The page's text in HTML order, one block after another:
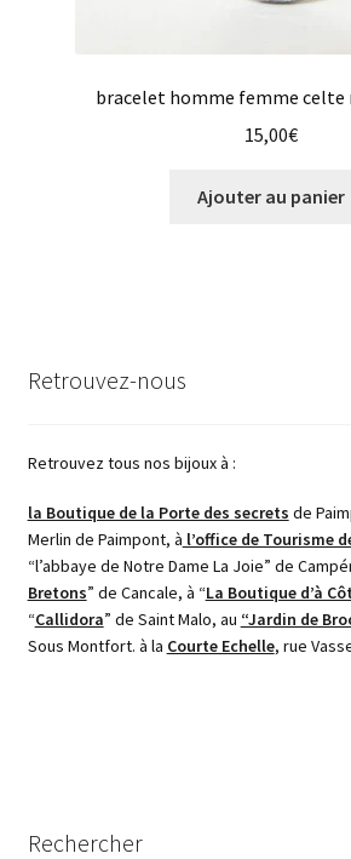
bracelet homme femme celte
15,00€
Ajouter au panier
Retrouvez-nous
Retrouvez tous nos bijoux à :
la Boutique de la Porte des secrets de
Merlin de Paimpont, à l’office de Tourisme
“l’abbaye de Notre Dame La Joie” de
Bretons” de Cancale, à “La Boutique d’à
“Callidora” de Saint Malo, au “Jardin de
Sous Montfort. à la Courte Echelle, rue
Rechercher